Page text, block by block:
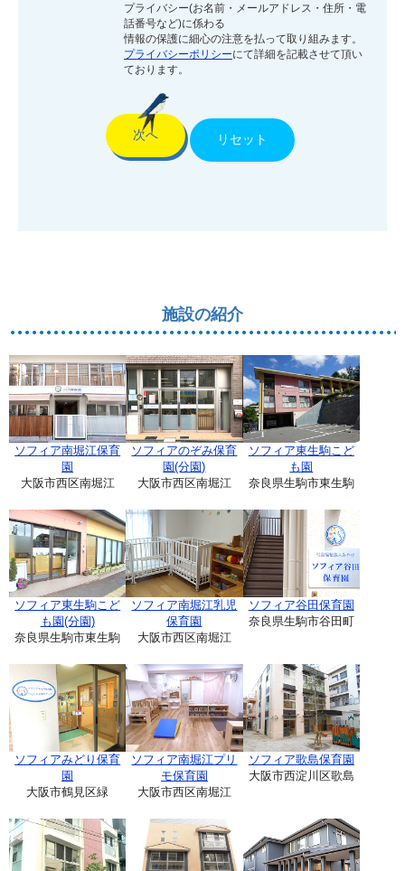
プライバシー(お名前・メールアドレス・住所・電
話番号など)に係わる
情報の保護に細心の注意を払って取り組みます。
プライバシーポリシーにて詳細を記載させて頂い
ております。
施設の紹介
ソフィア南堀江保育
園
大阪市西区南堀江
ソフィアのぞみ保育
園(分園)
大阪市西区南堀江
ソフィア東生駒こど
も園
奈良県生駒市東生駒
ソフィア東生駒こど
も園(分園)
奈良県生駒市東生駒
ソフィア南堀江乳児
保育園
大阪市西区南堀江
ソフィア谷田保育園
奈良県生駒市谷田町
ソフィアみどり保育
園
大阪市鶴見区緑
ソフィア南堀江プリ
モ保育園
大阪市西区南堀江
ソフィア歌島保育園
大阪市西淀川区歌島